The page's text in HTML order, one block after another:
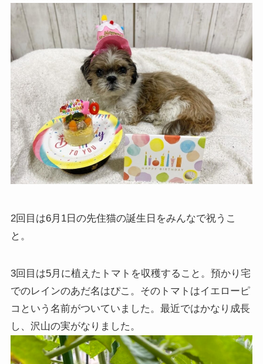
2回目は6月1日の先住猫の誕生日をみんなで祝うこ
と。
3回目は5月に植えたトマトを収穫すること。預かり宅
でのレインのあだ名はぴこ。そのトマトはイエローピ
コという名前がついていました。最近ではかなり成長
し、沢山の実がなりました。